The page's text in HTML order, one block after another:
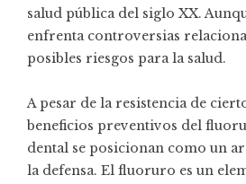
salud pública del siglo XX.
enfrenta controversias
posibles riesgos para la salud.
A pesar de la resistencia de
beneficios preventivos del
dental se posicionan como un
la defensa. El fluoruro es un